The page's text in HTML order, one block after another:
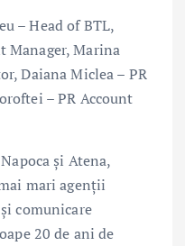
– Head of BTL,
Manager, Marina
Daiana Miclea – PR
– PR Account
și Atena,
mari agenții
comunicare
20 de ani de